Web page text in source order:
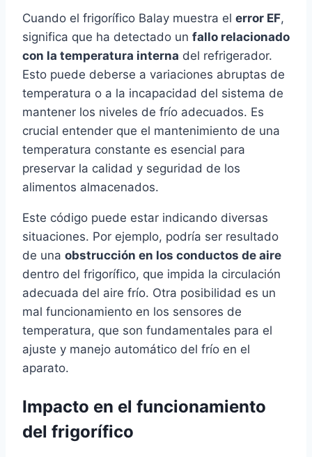
Cuando el frigorífico Balay muestra el error EF,
significa que ha detectado un fallo relacionado
con la temperatura interna del refrigerador.
Esto puede deberse a variaciones abruptas de
temperatura o a la incapacidad del sistema de
mantener los niveles de frío adecuados. Es
crucial entender que el mantenimiento de una
temperatura constante es esencial para
preservar la calidad y seguridad de los
alimentos almacenados.
Este código puede estar indicando diversas
situaciones. Por ejemplo, podría ser resultado
de una obstrucción en los conductos de aire
dentro del frigorífico, que impida la circulación
adecuada del aire frío. Otra posibilidad es un
mal funcionamiento en los sensores de
temperatura, que son fundamentales para el
ajuste y manejo automático del frío en el
aparato.
Impacto en el funcionamiento
del frigorífico